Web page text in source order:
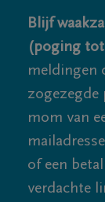
Blijf
(poging
meldingen
zogezegde
mom van
of een
verdachte